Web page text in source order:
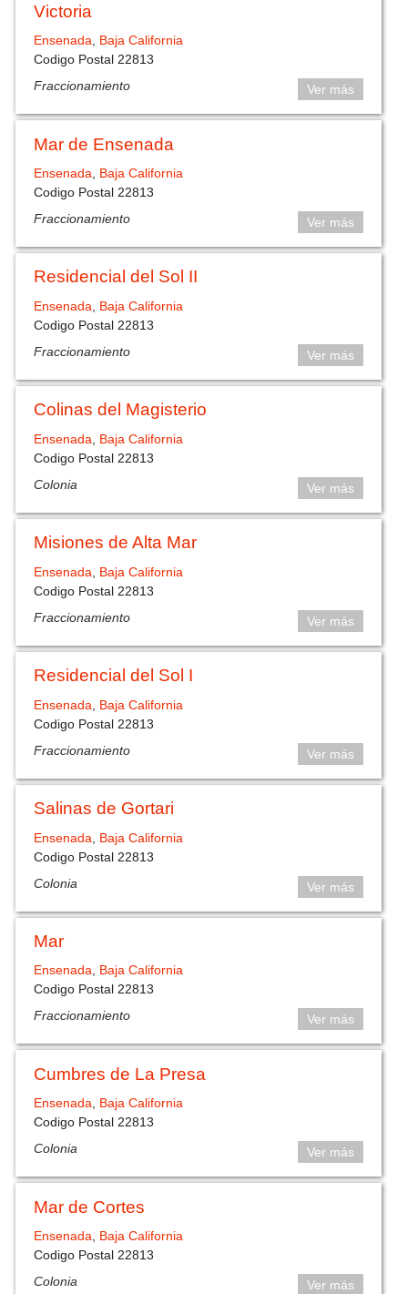
Victoria
Ensenada
Baja California
Codigo Postal 22813
Fraccionamiento
Ver más
Mar de Ensenada
Ensenada
Baja California
Codigo Postal 22813
Fraccionamiento
Ver más
Residencial del Sol II
Ensenada
Baja California
Codigo Postal 22813
Fraccionamiento
Ver más
Colinas del Magisterio
Ensenada
Baja California
Codigo Postal 22813
Colonia
Ver más
Misiones de Alta Mar
Ensenada
Baja California
Codigo Postal 22813
Fraccionamiento
Ver más
Residencial del Sol I
Ensenada
Baja California
Codigo Postal 22813
Fraccionamiento
Ver más
Salinas de Gortari
Ensenada
Baja California
Codigo Postal 22813
Colonia
Ver más
Mar
Ensenada, Baja California
Codigo Postal 22813
Fraccionamiento
Ver más
Cumbres de La Presa
Ensenada, Baja California
Codigo Postal 22813
Colonia
Ver más
Mar de Cortes
Ensenada, Baja California
Codigo Postal 22813
Colonia
Ver más